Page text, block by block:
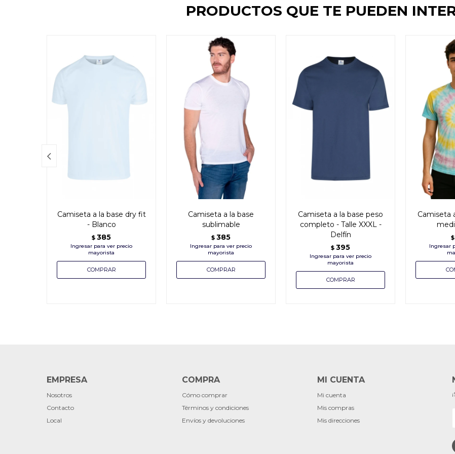
PRODUCTOS QUE TE PUEDEN
Camiseta a la base dry fit
- Blanco
$ 385
Camiseta a la base
sublimable
$ 385
Camiseta a la base peso
completo - Talle XXXL -
Delfín
$ 395
Camiseta
$

EMPRESA
Nosotros
Contacto
Local
COMPRA
Cómo comprar
Términos y condiciones
Envíos y devoluciones
MI CUENTA
Mi cuenta
Mis compras
Mis direcciones